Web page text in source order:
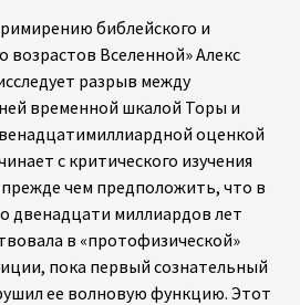
библейского и
возрастов Вселенной» Алекс
разрыв между
временной шкалой Торы и
оценкой
с критического изучения
прежде чем предположить, что в
двенадцати миллиардов лет
в «протофизической»
пока первый сознательный
ее волновую функцию. Этот